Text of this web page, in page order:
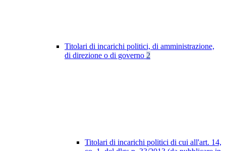
Titolari di incarichi politici, di amministrazione,
di direzione o di governo 2
Titolari di incarichi politici di cui all'art. 14,